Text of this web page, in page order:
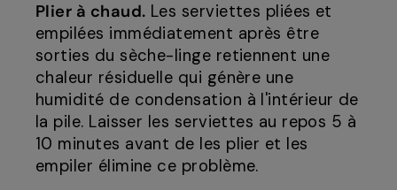
Plier à chaud. Les serviettes pliées et
empilées immédiatement après être
sorties du sèche-linge retiennent une
chaleur résiduelle qui génère une
humidité de condensation à l'intérieur de
la pile. Laisser les serviettes au repos 5 à
10 minutes avant de les plier et les
empiler élimine ce problème.